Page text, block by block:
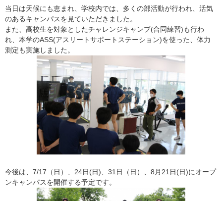
当日は天候にも恵まれ、学校内では、多くの部活動が行われ、活気
のあるキャンパスを見ていただきました。
また、高校生を対象としたチャレンジキャンプ(合同練習)も行わ
れ、本学のASS(アスリートサポートステーション)を使った、体力
測定も実施しました。
今後は、7/17（日）、24日(日)、31日（日）、8月21日(日)にオープ
ンキャンパスを開催する予定です。